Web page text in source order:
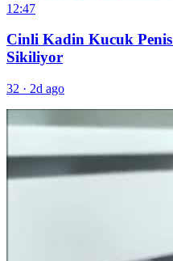
12:47
Cinli Kadin Kucuk
Sikiliyor
32 · 2d ago